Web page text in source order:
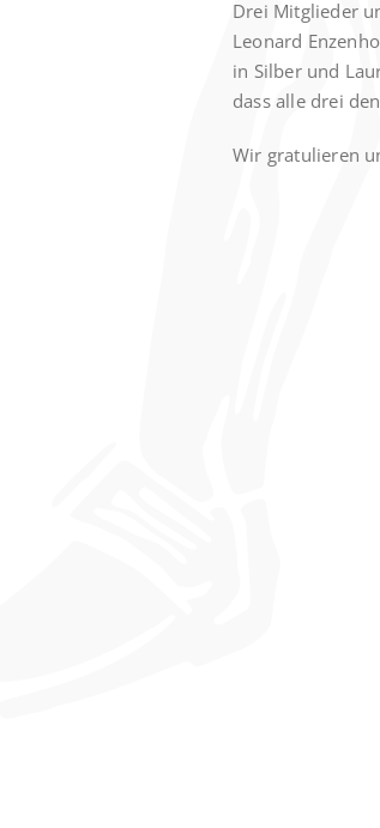
Drei Mitglieder
Leonard
in Silber und
dass alle drei
Wir gratulieren